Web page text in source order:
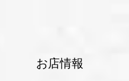
お店情報